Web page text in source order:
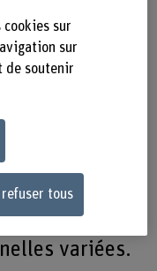
école des
et
de
en foresterie
Ancrées dans
les
des
variées.
sur
sur
de soutenir
refuser tous